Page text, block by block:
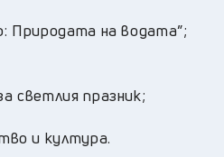
Природата на водата”;
светлия празник;
и култура.